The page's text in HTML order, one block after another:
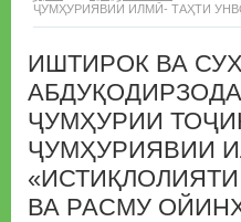
ҶУМҲУРИЯВИИ ИЛМӢ- ТАҲТИ
ИШТИРОК ВА
ҶУМҲУРИИ
ҶУМҲУРИЯВИИ
ВА РАСМУ